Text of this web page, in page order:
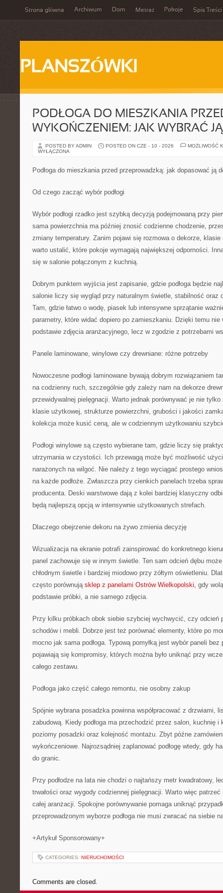
Strona główna Archiwum Dom Metraż Pokoje Spis Treści
PLANSZÓWKI
PODŁOGA DO MIESZKANIA
WYKOŃCZENIEM: JAK WYBRAĆ
POSTED BY ADMIN POSTED ON CZE - 10 - 2026
MOŻLIWOŚĆ
WYŁĄCZONA
Podłoga do mieszkania przed przeprowadzką: jak dopasować ją
Od czego zacząć wybór podłogi
Wybór podłogi rzadko jest szybką decyzją podejmowaną przy
sama powierzchnia ma później znosić codzienne chodzenie,
zmiany temperatury. Zanim pojawi się rozmowa o dekorze,
warto ustalić, które pokoje wymagają największej odporności.
się w salonie połączonym z kuchnią.
Dobrym punktem wyjścia jest zapisanie, gdzie podłoga będzie
salonie liczy się wygląd przy naturalnym świetle, stabilność oraz
Tam, gdzie łatwo o wodę, piasek lub intensywne sprzątanie
parametry, które widać dopiero po zamieszkaniu. Dzięki temu nie
podstawie zdjęcia aranżacyjnego, lecz w zgodzie z potrzebami
Panele laminowane, winylowe czy drewniane: różne potrzeby
Nowoczesne podłogi laminowane bywają dobrym rozwiązaniem
na codzienny ruch, szczególnie gdy zależy nam na dekorze
przewidywalnej pielęgnacji. Warto jednak porównywać je nie
klasie użytkowej, strukturze powierzchni, grubości i jakości
kolekcja może kusić ceną, ale w codziennym użytkowaniu
Podłogi winylowe są często wybierane tam, gdzie liczy się
utrzymania w czystości. Ich przewagą może być możliwość
narażonych na wilgoć. Nie należy z tego wyciągać prostego
na każde podłoże. Zwłaszcza przy cienkich panelach trzeba
producenta. Deski warstwowe dają z kolei bardziej klasyczny
będą najlepszą opcją w intensywnie użytkowanych strefach.
Dlaczego obejrzenie dekoru na żywo zmienia decyzję
Wizualizacja na ekranie potrafi zainspirować do konkretnego
panel zachowuje się w innym świetle. Ten sam odcień dębu
chłodnym świetle i bardziej miodowo przy żółtym oświetleniu.
często porównują sklep z panelami Ostrów Wielkopolski, gdy
podstawie próbki, a nie samego zdjęcia.
Przy kilku próbkach obok siebie szybciej wychwycić, czy odcień
schodów i mebli. Dobrze jest też porównać elementy, które po
mocno jak sama podłoga. Typową pomyłką jest wybór paneli
pojawiają się kompromisy, których można było uniknąć przy
całego zestawu.
Podłoga jako część całego remontu, nie osobny zakup
Spójnie wybrana posadzka powinna współpracować z drzwiami,
zabudową. Kiedy podłoga ma przechodzić przez salon, kuchnię i
poziomy posadzki oraz kolejność montażu. Zbyt późne
wykończeniowe. Najrozsądniej zaplanować podłogę wtedy, gdy
do granic.
Przy podłodze na lata nie chodzi o najtańszy metr kwadratowy,
trwałości oraz wygody codziennej pielęgnacji. Warto więc patrzeć
całej aranżacji. Spokojne porównywanie pomaga uniknąć
przeprowadzonym wyborze podłoga nie musi zwracać na siebie
+Artykuł Sponsorowany+
CATEGORIES: NIERUCHOMOŚCI
Comments are closed.